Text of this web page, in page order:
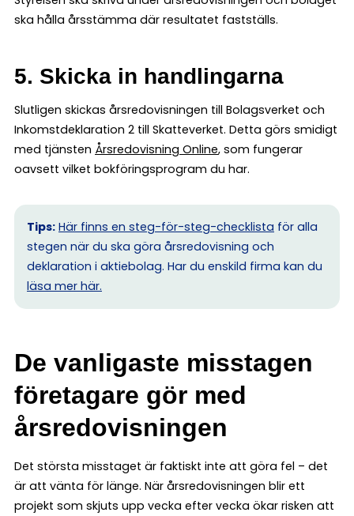
ska hålla årsstämma där resultatet fastställs.
5. Skicka in handlingarna
Slutligen skickas årsredovisningen till Bolagsverket och
Inkomstdeklaration 2 till Skatteverket. Detta görs smidigt
med tjänsten Årsredovisning Online, som fungerar
oavsett vilket bokföringsprogram du har.
Tips: Här finns en steg-för-steg-checklista för alla
stegen när du ska göra årsredovisning och
deklaration i aktiebolag. Har du enskild firma kan du
läsa mer här.
De vanligaste misstagen
företagare gör med
årsredovisningen
Det största misstaget är faktiskt inte att göra fel – det
är att vänta för länge. När årsredovisningen blir ett
projekt som skjuts upp vecka efter vecka ökar risken att